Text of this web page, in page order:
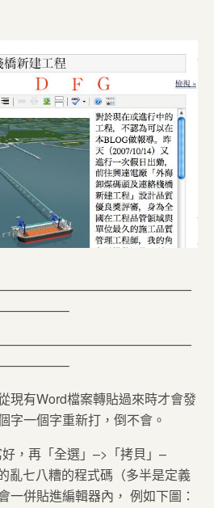
現有Word檔案轉貼過來時才會發
字一個字重新打，倒不會。
，再「全選」–>「拷貝」–
亂七八糟的程式碼（多半是定義
一併貼進編輯器內， 例如下圖：